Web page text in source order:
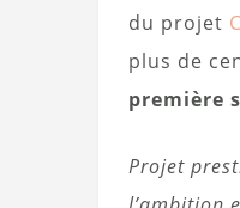
du projet
plus de
première
Projet